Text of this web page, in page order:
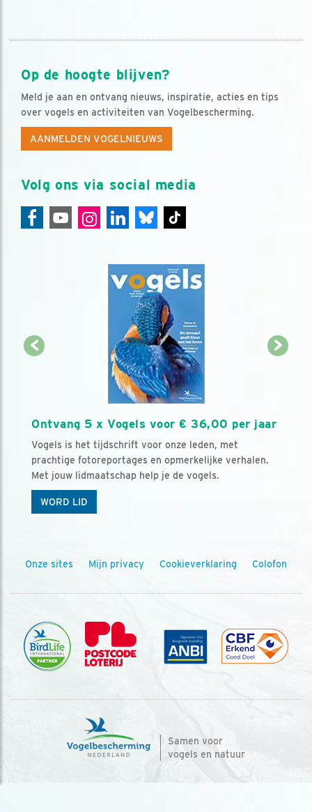
Op de hoogte blijven?
Meld je aan en ontvang nieuws, inspiratie, acties en tips
over vogels en activiteiten van Vogelbescherming.
AANMELDEN VOGELNIEUWS
Volg ons via social media
Ontvang 5 x Vogels voor € 36,00 per jaar
Vogels is het tijdschrift voor onze leden, met
prachtige fotoreportages en opmerkelijke verhalen.
Met jouw lidmaatschap help je de vogels.
WORD LID
Onze sites Mijn privacy Cookieverklaring Colofon
Samen voor
vogels en natuur